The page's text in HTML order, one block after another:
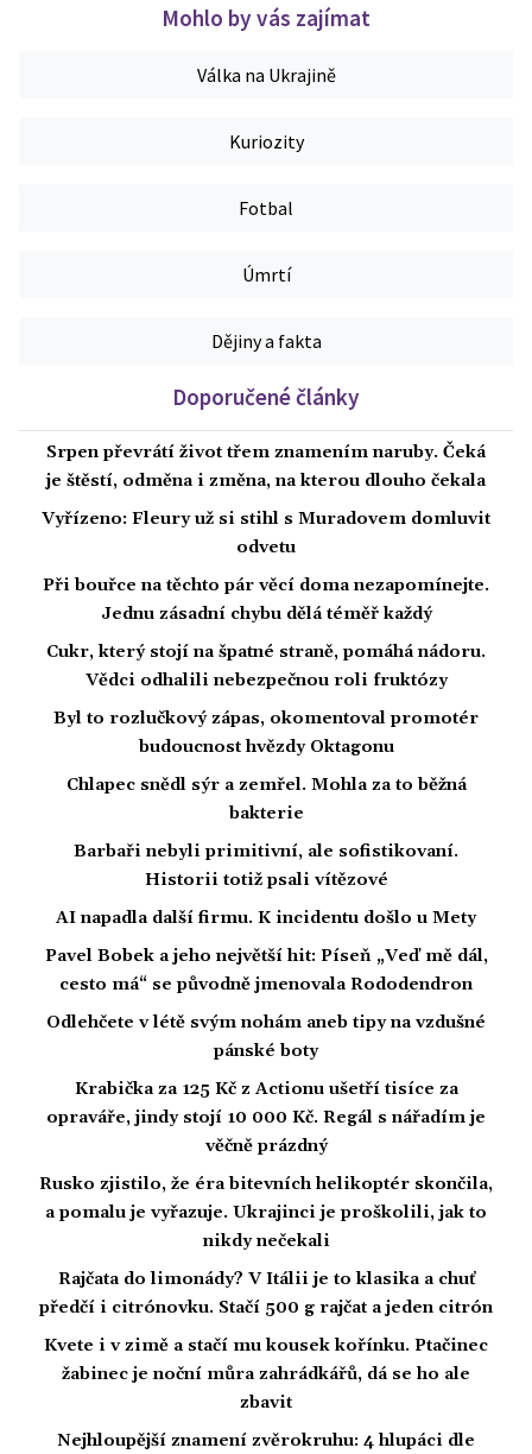
Mohlo by vás zajímat
Válka na Ukrajině
Kuriozity
Fotbal
Úmrtí
Dějiny a fakta
Doporučené články
Srpen převrátí život třem znamením naruby. Čeká
je štěstí, odměna i změna, na kterou dlouho čekala
Vyřízeno: Fleury už si stihl s Muradovem domluvit
odvetu
Při bouřce na těchto pár věcí doma nezapomínejte.
Jednu zásadní chybu dělá téměř každý
Cukr, který stojí na špatné straně, pomáhá nádoru.
Vědci odhalili nebezpečnou roli fruktózy
Byl to rozlučkový zápas, okomentoval promotér
budoucnost hvězdy Oktagonu
Chlapec snědl sýr a zemřel. Mohla za to běžná
bakterie
Barbaři nebyli primitivní, ale sofistikovaní.
Historii totiž psali vítězové
AI napadla další firmu. K incidentu došlo u Mety
Pavel Bobek a jeho největší hit: Píseň „Veď mě dál,
cesto má“ se původně jmenovala Rododendron
Odlehčete v létě svým nohám aneb tipy na vzdušné
pánské boty
Krabička za 125 Kč z Actionu ušetří tisíce za
opraváře, jindy stojí 10 000 Kč. Regál s nářadím je
věčně prázdný
Rusko zjistilo, že éra bitevních helikoptér skončila,
a pomalu je vyřazuje. Ukrajinci je proškolili, jak to
nikdy nečekali
Rajčata do limonády? V Itálii je to klasika a chuť
předčí i citrónovku. Stačí 500 g rajčat a jeden citrón
Kvete i v zimě a stačí mu kousek kořínku. Ptačinec
žabinec je noční můra zahrádkářů, dá se ho ale
zbavit
Nejhloupější znamení zvěrokruhu: 4 hlupáci dle